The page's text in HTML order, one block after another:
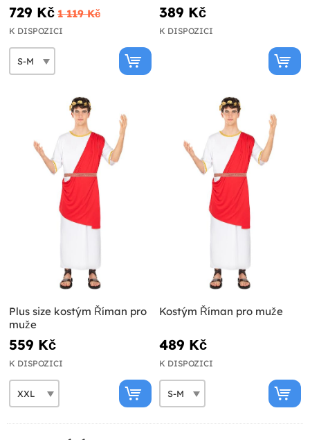
729 Kč 1 119 Kč
K DISPOZICI
389 Kč
K DISPOZICI
Plus size kostým Říman pro
muže
559 Kč
K DISPOZICI
Kostým Říman pro muže
489 Kč
K DISPOZICI